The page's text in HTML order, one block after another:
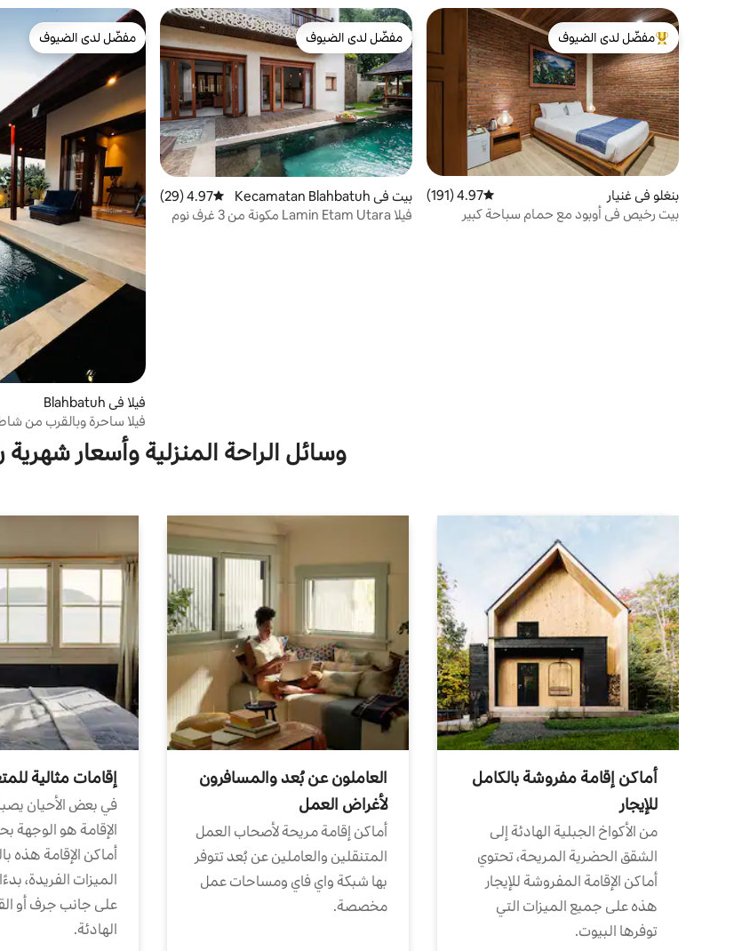
من أبرز البيوت المفضّلة لدى الضيوف
مفضّل لدى الضيوف
بنغلو في غنيار متوسط التقييم 4.97 من 5، 191 مراجعات
4.97 (191)
بيت رخيص في أوبود مع حمام سباحة كبير
مفضّل لدى الضيوف
مفضّل لدى الضيوف
بيت في Kecamatan Blahbatuh متوسط التقييم 4.97 من 5، 29 مراجعات
4.97 (29)
فيلا Lamin Etam Utara مكونة من 3 غرف نوم
مفضّل لدى الضيوف
مفضّل لدى الضيوف
فيلا في Blahbatuh
فيلا ساحرة وبالقرب من
وسائل الراحة المنزلية وأسعار شهرية
أماكن إقامة مفروشة بالكامل
للإيجار
من الأكواخ الجبلية الهادئة إلى
الشقق الحضرية المريحة، تحتوي
أماكن الإقامة المفروشة للإيجار
هذه على جميع الميزات التي
توفرها البيوت.
العاملون عن بُعد والمسافرون
لأغراض العمل
أماكن إقامة مريحة لأصحاب العمل
المتنقلين والعاملين عن بُعد تتوفر
بها شبكة واي فاي ومساحات عمل
مخصصة.
إقامات مثالية
في بعض الأحيان
الإقامة هو الوجهة
أماكن الإقامة هذه
الميزات الفريدة،
على جانب جرف أو
الهادئة.